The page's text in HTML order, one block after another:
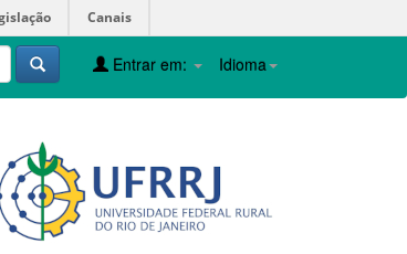
Canais
Idioma
Entrar em: